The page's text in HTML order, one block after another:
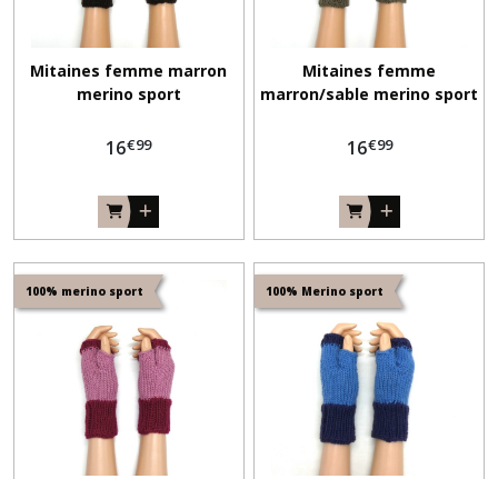
Mitaines femme marron
merino sport
16€99
Mitaines femme
marron/sable merino sport
16€99
100% merino sport 100% Merino sport